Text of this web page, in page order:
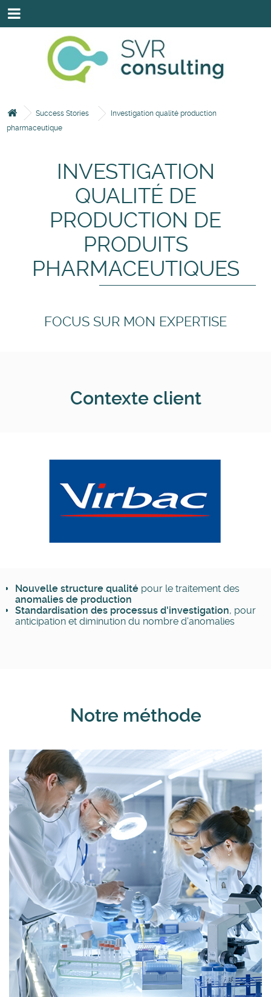
SAVOIR-FAIRE
NOS INTERVENANTS
NOS EXPERTISES & SOLUTIONS
NOS CLIENTS & PARTENAIRES
Success Stories
Investigation qualité production
pharmaceutique
INVESTIGATION
QUALITÉ DE
PRODUCTION DE
PRODUITS
PHARMACEUTIQUES
FOCUS SUR MON EXPERTISE
Contexte client
Nouvelle structure qualité pour le traitement des
anomalies de production
Standardisation des processus d'investigation, pour
anticipation et diminution du nombre d'anomalies
Notre méthode